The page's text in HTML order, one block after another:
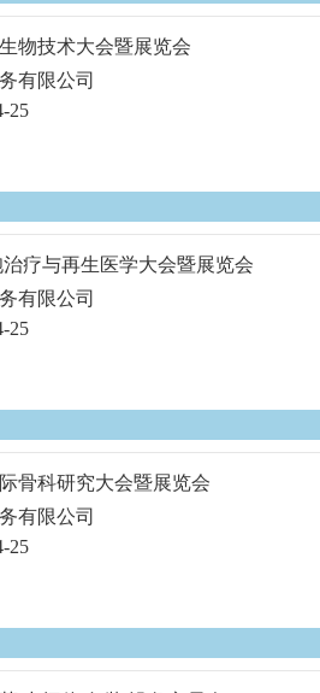
物技术大会暨展览会
有限公司
25
疗与再生医学大会暨展览会
有限公司
25
骨科研究大会暨展览会
有限公司
25